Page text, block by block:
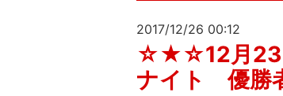
2017/12/26 00:12
☆★☆12月23
ナイト 優